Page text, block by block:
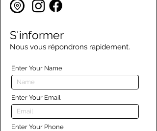
S'informer
Nous vous répondrons rapidement.
Enter Your Name
Enter Your Email
Enter Your Phone